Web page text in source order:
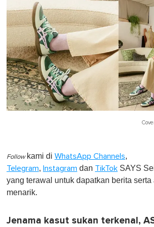
Follow kami di WhatsApp Channels,
Telegram, Instagram dan TikTok SAYS
yang terawal untuk dapatkan berita serta
menarik.
Jenama kasut sukan terkenal,